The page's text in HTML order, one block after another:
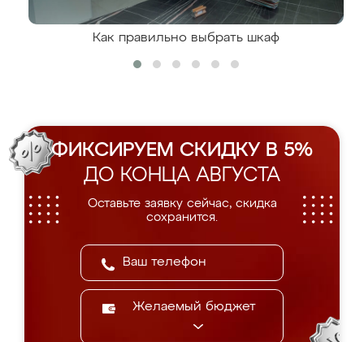
Как правильно выбрать шкаф
ФИКСИРУЕМ СКИДКУ В 5%
ДО КОНЦА АВГУСТА
Оставьте заявку сейчас, скидка
сохранится.
Желаемый бюджет